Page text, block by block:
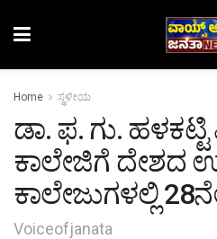
Home ಸ್ಥಳೀಯ
ಡಾ. ಫ. ಗು.
ಕಾಲೇಜಿಗೆ ದೇಶದ
ಕಾಲೇಜುಗಳಲ್ಲಿ
Voiceofjanata